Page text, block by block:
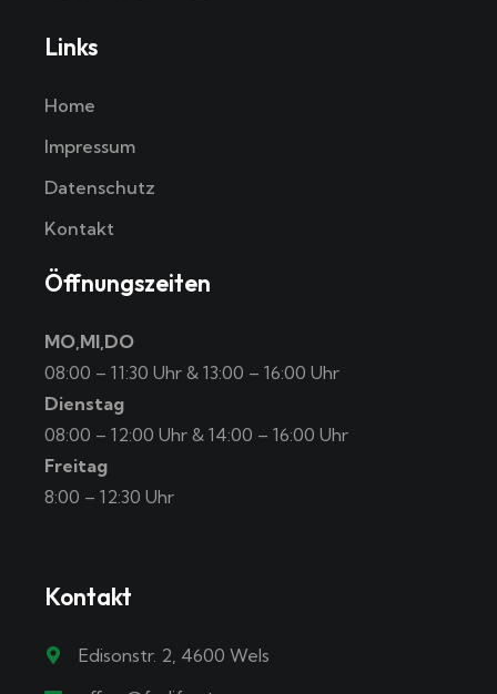
Links
Home
Impressum
Datenschutz
Kontakt
Öffnungszeiten
MO,MI,DO
08:00 – 11:30 Uhr & 13:00 – 16:00 Uhr
Dienstag
08:00 – 12:00 Uhr & 14:00 – 16:00 Uhr
Freitag
8:00 – 12:30 Uhr
Kontakt
Edisonstr. 2, 4600 Wels